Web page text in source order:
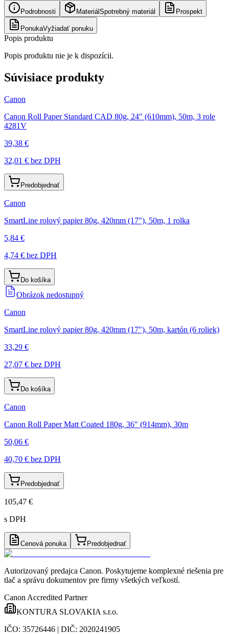
Podrobnosti Materiál Spotrebný materiál Prospekt
PonukaVyžiadať ponuku
Popis produktu
Popis produktu nie je k dispozícii.
Súvisiace produkty
Canon
Canon Roll Paper Standard CAD 80g, 24" (610mm), 50m, 3 role
4281V
39,38 €
32,01 € bez DPH
Predobjednať
Canon
SmartLine rolový papier 80g, 420mm (17"), 50m, 1 rolka
5,84 €
4,74 € bez DPH
Do košíka
Obrázok nedostupný
Canon
SmartLine rolový papier 80g, 420mm (17"), 50m, kartón (6 roliek)
33,29 €
27,07 € bez DPH
Do košíka
Canon
Canon Roll Paper Matt Coated 180g, 36" (914mm), 30m
50,06 €
40,70 € bez DPH
Predobjednať
105,47 €
s DPH
Cenová ponuka Predobjednať
Autorizovaný predajca Canon. Poskytujeme komplexné riešenia pre
tlač a správu dokumentov pre firmy všetkých veľkostí.
Canon Accredited Partner
KONTURA SLOVAKIA s.r.o.
IČO: 35726446 | DIČ: 2020241905